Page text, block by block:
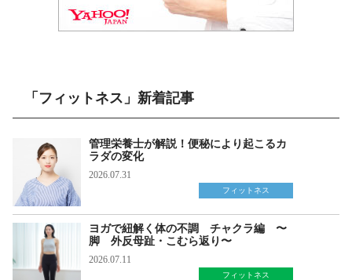
「フィットネス」新着記事
管理栄養士が解説！便秘により起こるカ
ラダの変化
2026.07.31
フィットネス
ヨガで紐解く体の不調 チャクラ編 〜
脚 外反母趾・こむら返り〜
2026.07.11
フィットネス